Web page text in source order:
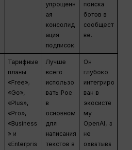
упрощенн
ая
консолид
ация
подписок.
поиска
ботов в
сообщест
ве.
Тарифные
планы
«Free»,
«Go»,
«Plus»,
«Pro»,
«Business
» и
«Enterpris
Лучше
всего
использо
вать Poe
в
основном
для
написания
текстов в
Он
глубоко
интегриро
ван в
экосисте
му
OpenAI, а
не
охватыва